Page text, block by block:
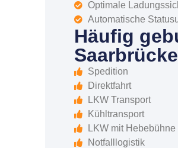
Optimale
Automatische
Häufig
Spedition
Direktfahrt
LKW Transport
Kühltransport
LKW mit Hebebühne
Notfalllogistik